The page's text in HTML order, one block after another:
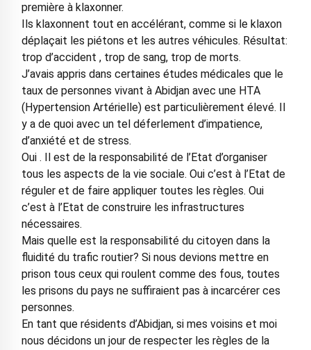
première à klaxonner.
Ils klaxonnent tout en accélérant, comme si le klaxon
déplaçait les piétons et les autres véhicules. Résultat:
trop d’accident , trop de sang, trop de morts.
J’avais appris dans certaines études médicales que le
taux de personnes vivant à Abidjan avec une HTA
(Hypertension Artérielle) est particulièrement élevé. Il
y a de quoi avec un tel déferlement d’impatience,
d’anxiété et de stress.
Oui . Il est de la responsabilité de l’Etat d’organiser
tous les aspects de la vie sociale. Oui c’est à l’Etat de
réguler et de faire appliquer toutes les règles. Oui
c’est à l’Etat de construire les infrastructures
nécessaires.
Mais quelle est la responsabilité du citoyen dans la
fluidité du trafic routier? Si nous devions mettre en
prison tous ceux qui roulent comme des fous, toutes
les prisons du pays ne suffiraient pas à incarcérer ces
personnes.
En tant que résidents d’Abidjan, si mes voisins et moi
nous décidons un jour de respecter les règles de la